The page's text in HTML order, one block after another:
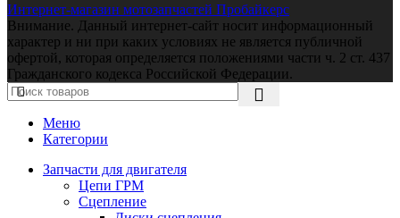
Интернет-магазин мотозапчастей Пробайкерс
Внимание. Данный интернет-сайт носит информационный
характер и ни при каких условиях не является публичной
офертой, которая определяется положениями части ч. 2 ст. 437
Гражданского кодекса Российской Федерации.
Меню
Категории
Запчасти для двигателя
Цепи ГРМ
Сцепление